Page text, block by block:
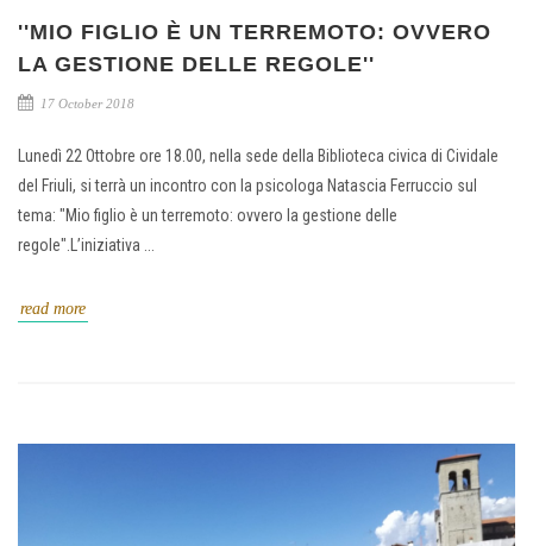
''MIO FIGLIO È UN TERREMOTO: OVVERO
LA GESTIONE DELLE REGOLE''
17 October 2018
Lunedì 22 Ottobre ore 18.00, nella sede della Biblioteca civica di Cividale
del Friuli, si terrà un incontro con la psicologa Natascia Ferruccio sul
tema: "Mio figlio è un terremoto: ovvero la gestione delle
regole".L’iniziativa ...
read more